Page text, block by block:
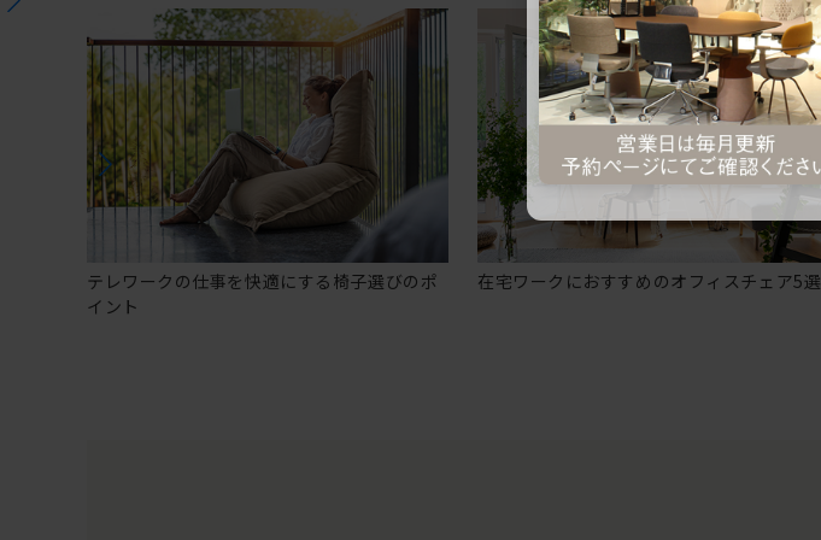
テレワークの仕事を快適にする椅子選びのポ
イント
在宅ワークにおすすめのオフィスチェア5選